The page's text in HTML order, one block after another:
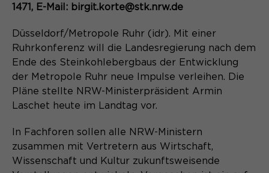
Zweck
Content Management System dieser
unerlässlich, damit Ihr Besuch auf der
Website angenehm und flüssig wird:
Sie ermöglichen es der Website, Sie
zu erkennen und somit Ihre Sitzung
offen zu halten. Es speichert bei
einem Benutzer-Login für einen
geschlossenen Bereich die Benutzer-
"hash-Wert") zum entsprechenden
Datenbankeintrag des Nutzers.
Name _pk_id*
Anbieter Matomo
Laufzeit 13 Monate
Zweck
Dient zur anonymen
Wiedererkennung eines Besuchers.
Name _pk_ses*
Cookie-Informationen
Aktivierung Mehrsprachigkeit
Diese Cookies ermöglichen die automatische
Übersetzung der Website-Inhalte durch GTranslate.
Name googtrans
Anbieter GTranslate Inc.
Cookie-Informationen
1471, E-Mail: birgit.korte@stk.nrw.de
Düsseldorf/Metropole Ruhr (idr). Mit einer
Ruhrkonferenz will die Landesregierung nach dem
Ende des Steinkohlebergbaus der Entwicklung
der Metropole Ruhr neue Impulse verleihen. Die
Pläne stellte NRW-Ministerpräsident Armin
Laschet heute im Landtag vor.
In Fachforen sollen alle NRW-Ministern
zusammen mit Vertretern aus Wirtschaft,
Wissenschaft und Kultur zukunftsweisende